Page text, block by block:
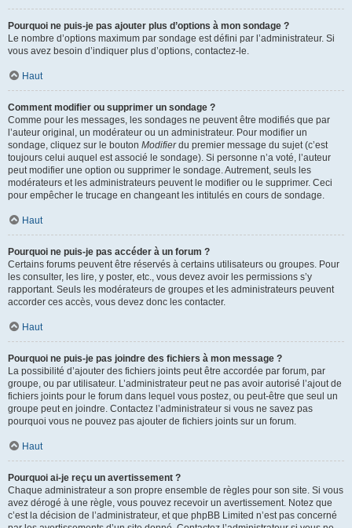
Pourquoi ne puis-je pas ajouter plus d’options à mon sondage ?
Le nombre d’options maximum par sondage est défini par l’administrateur. Si
vous avez besoin d’indiquer plus d’options, contactez-le.
Haut
Comment modifier ou supprimer un sondage ?
Comme pour les messages, les sondages ne peuvent être modifiés que par
l’auteur original, un modérateur ou un administrateur. Pour modifier un
sondage, cliquez sur le bouton Modifierdu premier message du sujet (c’est
toujours celui auquel est associé le sondage). Si personne n’a voté, l’auteur
peut modifier une option ou supprimer le sondage. Autrement, seuls les
modérateurs et les administrateurs peuvent le modifier ou le supprimer. Ceci
pour empêcher le trucage en changeant les intitulés en cours de sondage.
Haut
Pourquoi ne puis-je pas accéder à un forum ?
Certains forums peuvent être réservés à certains utilisateurs ou groupes. Pour
les consulter, les lire, y poster, etc., vous devez avoir les permissions s’y
rapportant. Seuls les modérateurs de groupes et les administrateurs peuvent
accorder ces accès, vous devez donc les contacter.
Haut
Pourquoi ne puis-je pas joindre des fichiers à mon message ?
La possibilité d’ajouter des fichiers joints peut être accordée par forum, par
groupe, ou par utilisateur. L’administrateur peut ne pas avoir autorisé l’ajout de
fichiers joints pour le forum dans lequel vous postez, ou peut-être que seul un
groupe peut en joindre. Contactez l’administrateur si vous ne savez pas
pourquoi vous ne pouvez pas ajouter de fichiers joints sur un forum.
Haut
Pourquoi ai-je reçu un avertissement ?
Chaque administrateur a son propre ensemble de règles pour son site. Si vous
avez dérogé à une règle, vous pouvez recevoir un avertissement. Notez que
c’est la décision de l’administrateur, et que phpBB Limited n’est pas concerné